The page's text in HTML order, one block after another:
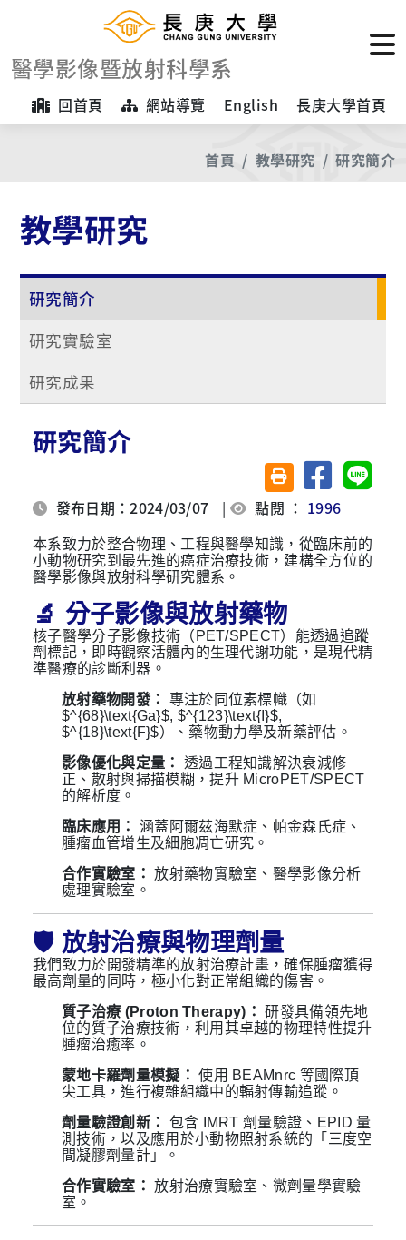
醫學影像暨放射科學系
回首頁 網站導覽 English 長庚大學首頁
首頁 教學研究 研究簡介
教學研究
研究簡介
研究實驗室
研究成果
研究簡介
友善列印(另開視窗)
分享至臉書分享
發布日期：2024/03/07 | 點閱 ： 1996
本系致力於整合物理、工程與醫學知識，從臨床前的
小動物研究到最先進的癌症治療技術，建構全方位的
醫學影像與放射科學研究體系。
🔬 分子影像與放射藥物
核子醫學分子影像技術（PET/SPECT）能透過追蹤
劑標記，即時觀察活體內的生理代謝功能，是現代精
準醫療的診斷利器。
放射藥物開發：
專注於同位素標幟（如
$^{68}\text{Ga}$, $^{123}\text{I}$,
$^{18}\text{F}$）、藥物動力學及新藥評估。
影像優化與定量：
透過工程知識解決衰減修
正、散射與掃描模糊，提升 MicroPET/SPECT
的解析度。
臨床應用：
涵蓋阿爾茲海默症、帕金森氏症、
腫瘤血管增生及細胞凋亡研究。
合作實驗室： 放射藥物實驗室、醫學影像分析
處理實驗室。
🛡️ 放射治療與物理劑量
我們致力於開發精準的放射治療計畫，確保腫瘤獲得
最高劑量的同時，極小化對正常組織的傷害。
質子治療 (Proton Therapy)： 研發具備領先地
位的質子治療技術，利用其卓越的物理特性提升
腫瘤治癒率。
蒙地卡羅劑量模擬： 使用 BEAMnrc 等國際頂
尖工具，進行複雜組織中的輻射傳輸追蹤。
劑量驗證創新：
包含 IMRT 劑量驗證、EPID 量
測技術，以及應用於小動物照射系統的「三度空
間凝膠劑量計」。
合作實驗室： 放射治療實驗室、微劑量學實驗
室。